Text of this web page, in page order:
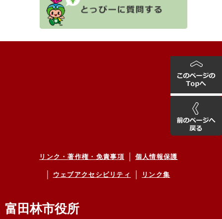
リンク・著作権・免責事項 個人情報保護
ウェブアクセシビリティ リンク集
富田林市役所